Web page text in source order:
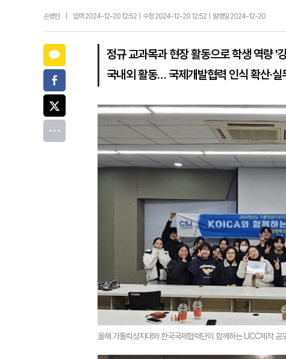
손병현 입력 2024-12-20 12:52 | 수정 2024-12-20 12:52 | 발행일 2024-12-20
정규 교과목과 현장 활동으로 학생 역량 '
국내외 활동… 국제개발협력 인식 확산·실
올해 가톨릭상지대와 한국국제협력단이 함께하는 UCC제작